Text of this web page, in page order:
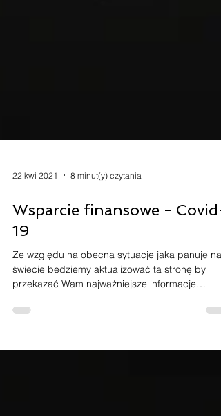
22 kwi 2021 8 minut(y) czytania
Wsparcie finansowe - Covid-
19
Ze względu na obecna sytuacje jaka panuje na
przekazać Wam najważniejsze informacje
dotyczące...